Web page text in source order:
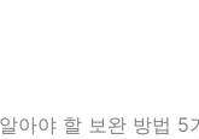
아야 할 보완 방법 5